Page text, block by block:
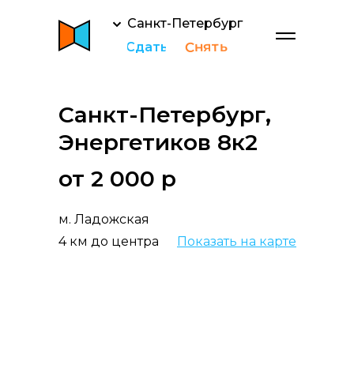
Сдать Снять
Санкт-Петербург
Санкт-Петербург,
Энергетиков 8к2
от 2 000 р
м. Ладожская
4 км до центра
Показать на карте